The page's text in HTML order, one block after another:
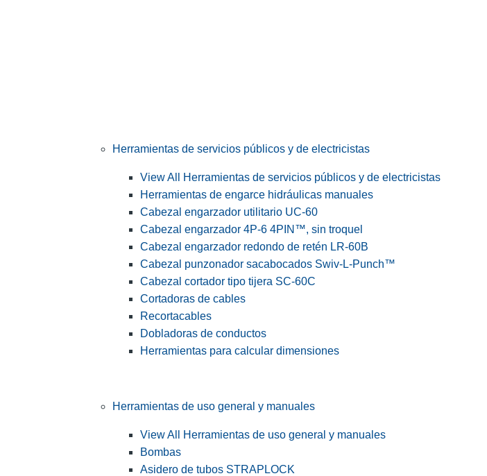
Herramientas de servicios públicos y de electricistas
View All Herramientas de servicios públicos y de electricistas
Herramientas de engarce hidráulicas manuales
Cabezal engarzador utilitario UC-60
Cabezal engarzador 4P-6 4PIN™, sin troquel
Cabezal engarzador redondo de retén LR-60B
Cabezal punzonador sacabocados Swiv-L-Punch™
Cabezal cortador tipo tijera SC-60C
Cortadoras de cables
Recortacables
Dobladoras de conductos
Herramientas para calcular dimensiones
Herramientas de uso general y manuales
View All Herramientas de uso general y manuales
Bombas
Asidero de tubos STRAPLOCK